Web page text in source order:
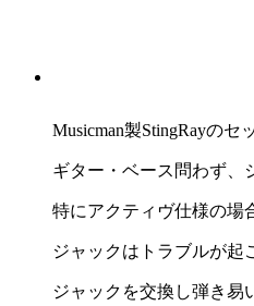
Musicman製StingRayのセ
ギター・ベース問わず、
特にアクティヴ仕様の場
ジャックはトラブルが起
ジャックを交換し弾き易